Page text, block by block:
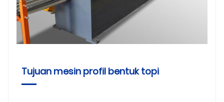
Tujuan mesin profil bentuk topi